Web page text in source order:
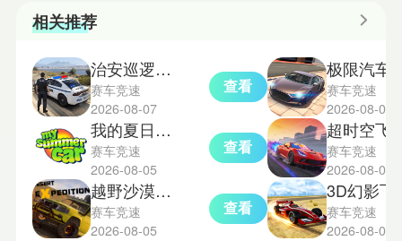
相关推荐
治安巡逻警车模拟器
赛车竞速
2026-08-07
查看
我的夏日汽车中文版
赛车竞速
2026-08-05
查看
越野沙漠探险模拟器
赛车竞速
2026-08-05
查看
赛车竞速
2026-08-04
赛车竞速
2026-08-03
赛车竞速
2026-08-03